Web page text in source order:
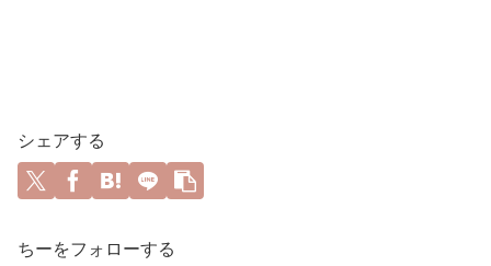
シェアする
ちーをフォローする